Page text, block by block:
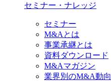
セミナー・ナレッジ
セミナー
M&Aとは
事業承継とは
資料ダウンロード
M&Aマガジン
業界別のM&A動向